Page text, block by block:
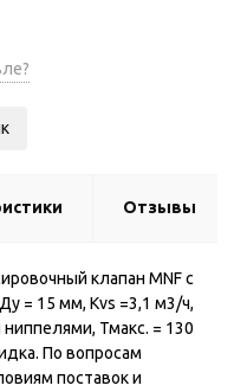
Отзывы
клапан MNF с
= 15 мм, Kvs =3,1 м3/ч,
Тмакс. = 130
По вопросам
поставок и